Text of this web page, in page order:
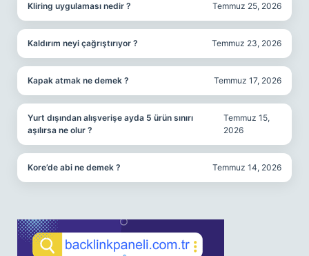
Kliring uygulaması nedir ? Temmuz 25, 2026
Kaldırım neyi çağrıştırıyor ? Temmuz 23, 2026
Kapak atmak ne demek ? Temmuz 17, 2026
Yurt dışından alışverişe ayda 5 ürün sınırı
aşılırsa ne olur ?
Temmuz 15,
2026
Kore’de abi ne demek ? Temmuz 14, 2026